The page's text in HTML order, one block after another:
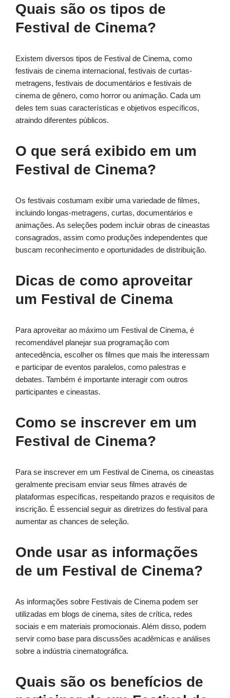
Quais são os tipos de
Festival de Cinema?
Existem diversos tipos de Festival de Cinema, como
festivais de cinema internacional, festivais de curtas-
metragens, festivais de documentários e festivais de
cinema de gênero, como horror ou animação. Cada um
deles tem suas características e objetivos específicos,
atraindo diferentes públicos.
O que será exibido em um
Festival de Cinema?
Os festivais costumam exibir uma variedade de filmes,
incluindo longas-metragens, curtas, documentários e
animações. As seleções podem incluir obras de cineastas
consagrados, assim como produções independentes que
buscam reconhecimento e oportunidades de distribuição.
Dicas de como aproveitar
um Festival de Cinema
Para aproveitar ao máximo um Festival de Cinema, é
recomendável planejar sua programação com
antecedência, escolher os filmes que mais lhe interessam
e participar de eventos paralelos, como palestras e
debates. Também é importante interagir com outros
participantes e cineastas.
Como se inscrever em um
Festival de Cinema?
Para se inscrever em um Festival de Cinema, os cineastas
geralmente precisam enviar seus filmes através de
plataformas específicas, respeitando prazos e requisitos de
inscrição. É essencial seguir as diretrizes do festival para
aumentar as chances de seleção.
Onde usar as informações
de um Festival de Cinema?
As informações sobre Festivais de Cinema podem ser
utilizadas em blogs de cinema, sites de crítica, redes
sociais e em materiais promocionais. Além disso, podem
servir como base para discussões acadêmicas e análises
sobre a indústria cinematográfica.
Quais são os benefícios de